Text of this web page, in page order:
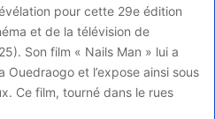
pour cette 29e édition
et de la télévision de
Son film « Nails Man » lui a
et l’expose ainsi sous
Ce film, tourné dans le rues